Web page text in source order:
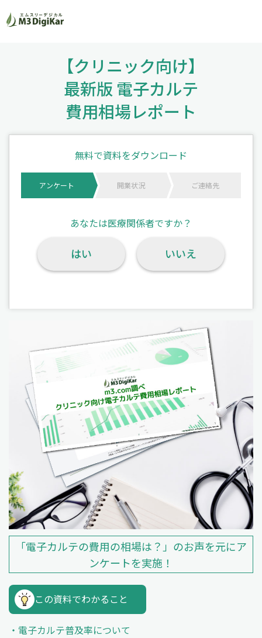
「電子カルテの費用の相場は？」のお声を元にア
ンケートを実施！
この資料でわかること
電子カルテ普及率について
【クリニック向け】
最新版 電子カルテ
費用相場レポート
無料で資料をダウンロード
アンケート 開業状況 ご連絡先
あなたは医療関係者ですか？
はい いいえ